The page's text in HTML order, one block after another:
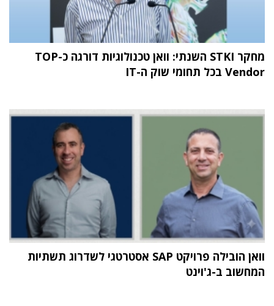
מחקר STKI השנתי: וואן טכנולוגיות דורגה כ-TOP
Vendor בכל תחומי שוק ה-IT
וואן הובילה פרויקט SAP אסטרטגי לשדרוג תשתיות
המחשוב ב-ג'וינט